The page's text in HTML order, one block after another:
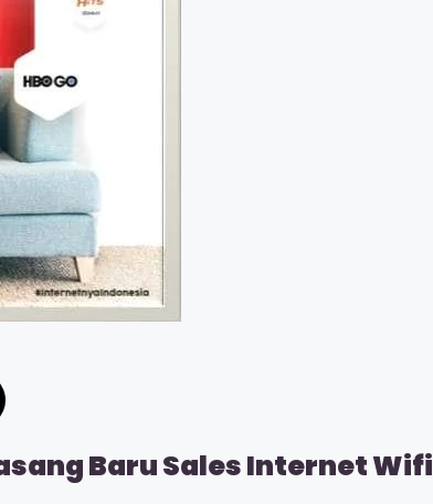
Baru Sales Internet Wifi